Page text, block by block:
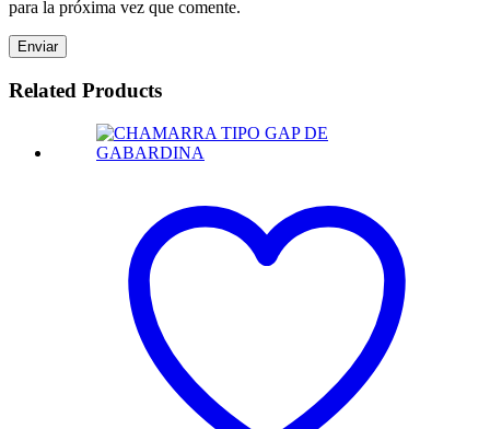
para la próxima vez que comente.
Related Products